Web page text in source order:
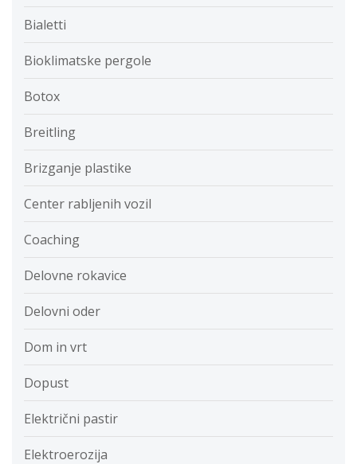
Bialetti
Bioklimatske pergole
Botox
Breitling
Brizganje plastike
Center rabljenih vozil
Coaching
Delovne rokavice
Delovni oder
Dom in vrt
Dopust
Električni pastir
Elektroerozija